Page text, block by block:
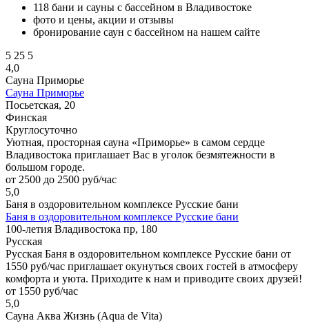
118 бани и сауны с бассейном в Владивостоке
фото и цены, акции и отзывы
бронирование саун с бассейном на нашем сайте
5 25 5
4,0
Сауна Приморье
Сауна Приморье
Посьетская, 20
Финская
Круглосуточно
Уютная, просторная сауна «Приморье» в самом сердце
Владивостока приглашает Вас в уголок безмятежности в
большом городе.
от 2500 до 2500 руб/час
5,0
Баня в оздоровительном комплексе Русские бани
Баня в оздоровительном комплексе Русские бани
100-летия Владивостока пр, 180
Русская
Русская Баня в оздоровительном комплексе Русские бани от
1550 руб/час приглашает окунуться своих гостей в атмосферу
комфорта и уюта. Приходите к нам и приводите своих друзей!
от 1550 руб/час
5,0
Сауна Аква Жизнь (Aqua de Vita)